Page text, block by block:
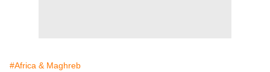
#Africa & Maghreb